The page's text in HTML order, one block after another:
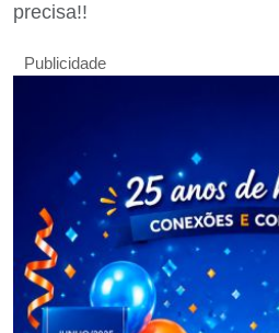
precisa!!
Publicidade